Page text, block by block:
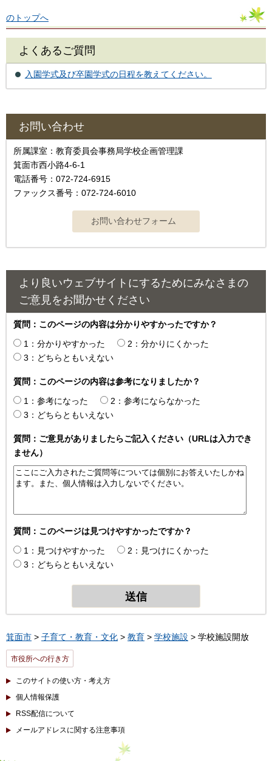
のトップへ
よくあるご質問
入園学式及び卒園学式の日程を教えてください。
お問い合わせ
所属課室：教育委員会事務局学校企画管理課
箕面市西小路4‐6‐1
電話番号：072-724-6915
ファックス番号：072-724-6010
より良いウェブサイトにするためにみなさまの
ご意見をお聞かせください
質問：このページの内容は分かりやすかったですか？
1：分かりやすかった
2：分かりにくかった
3：どちらともいえない
質問：このページの内容は参考になりましたか？
1：参考になった
2：参考にならなかった
3：どちらともいえない
質問：ご意見がありましたらご記入ください（URLは入力でき
ません）
質問：このページは見つけやすかったですか？
1：見つけやすかった
2：見つけにくかった
3：どちらともいえない
箕面市 > 子育て・教育・文化 > 教育 > 学校施設 > 学校施設開放
市役所への行き方
このサイトの使い方・考え方
個人情報保護
RSS配信について
メールアドレスに関する注意事項